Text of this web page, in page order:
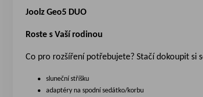
Joolz Geo5 DUO
Roste s Vaší rodinou
Co pro rozšíření potřebujete? Stačí dokoupit si
sluneční stříšku
adaptéry na spodní sedátko/korbu